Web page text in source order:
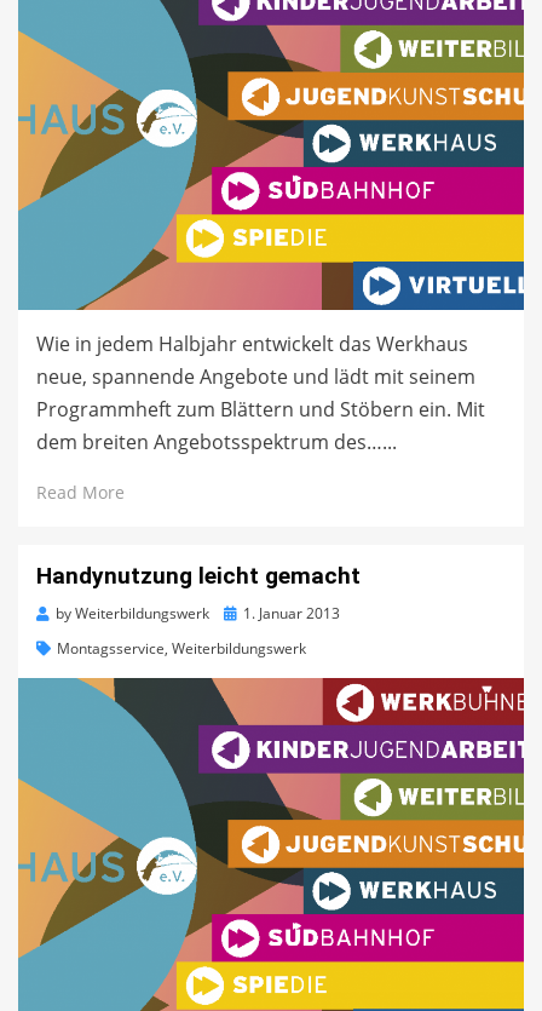
Wie in jedem Halbjahr entwickelt das Werkhaus
neue, spannende Angebote und lädt mit seinem
Programmheft zum Blättern und Stöbern ein. Mit
dem breiten Angebotsspektrum des…...
Read More
Handynutzung leicht gemacht
byWeiterbildungswerk
Posted1. Januar 2013
Montagsservice, Weiterbildungswerk